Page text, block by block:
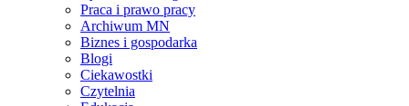
Praca i prawo pracy
Archiwum MN
Biznes i gospodarka
Blogi
Ciekawostki
Czytelnia